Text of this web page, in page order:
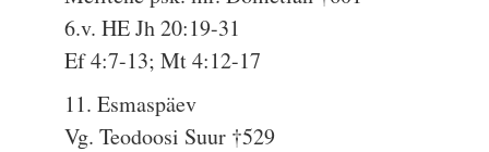
6.v. HE Jh 20:19-31
Ef 4:7-13; Mt 4:12-17
11. Esmaspäev
Vg. Teodoosi Suur †529